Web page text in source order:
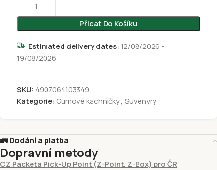
Přidat Do Košíku
Estimated delivery dates: 12/08/2026 -
19/08/2026
SKU: 4907064103349
Kategorie: Gumové kachničky, Suvenyry
🚛 Dodání a platba
Dopravní metody
CZ Packeta Pick-Up Point (Z-Point. Z-Box) pro ČR